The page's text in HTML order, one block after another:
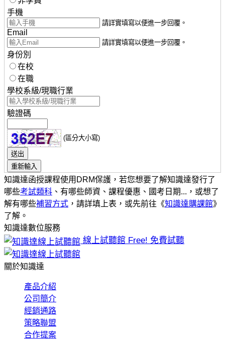
手機
請詳實填寫以便進一步回覆。
Email
請詳實填寫以便進一步回覆。
身份別
在校
在職
學校系級/現職行業
驗證碼
(區分大小寫)
知識達函授課程使用DRM保護，若您想要了解知識達發行了
哪些考試類科 、有哪些師資、課程優惠、國考日期...，或想了
解有哪些補習方式 ，請詳填上表，或先前往《知識達購課館》
了解。
知識達數位服務
線上試聽館 Free! 免費試聽
關於知識達
產品介紹
公司簡介
經銷通路
策略聯盟
合作提案